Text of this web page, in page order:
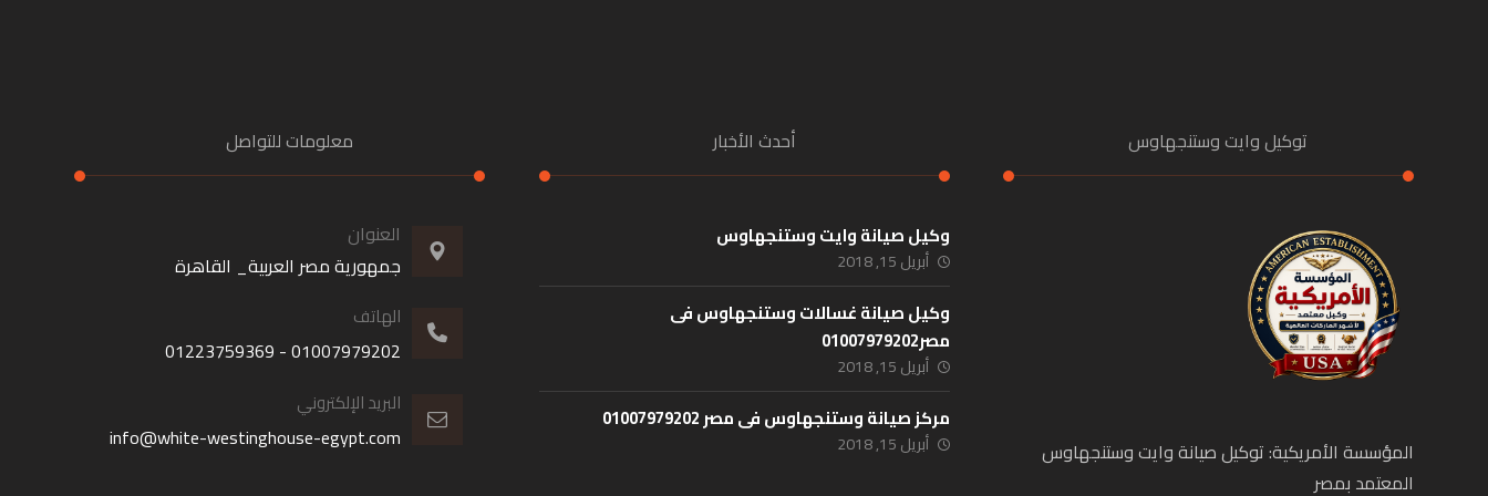
توكيل وايت وستنجهاوس
المؤسسة الأمريكية: توكيل صيانة وايت وستنجهاوس
المعتمد بمصر
أحدث الأخبار
وكيل صيانة وايت وستنجهاوس
أبريل 15, 2018
وكيل صيانة غسالات وستنجهاوس فى
مصر01007979202
أبريل 15, 2018
مركز صيانة وستنجهاوس فى مصر 01007979202
أبريل 15, 2018
معلومات للتواصل
العنوان
جمهورية مصر العربية_ القاهرة
الهاتف
01007979202 - 01223759369
البريد الإلكتروني
info@white-westinghouse-egypt.com